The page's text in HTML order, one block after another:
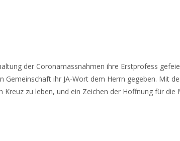
der Coronamassnahmen ihre Erstprofess
ihr JA-Wort dem Herrn gegeben. Mit
zu leben, und ein Zeichen der Hoffnung für die